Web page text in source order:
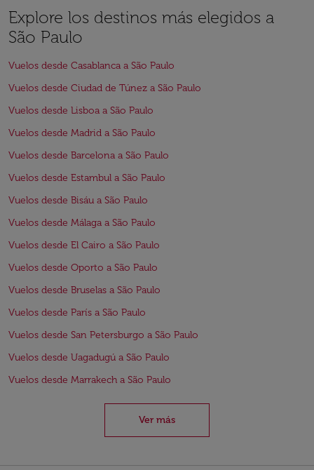
Explore los destinos más elegidos a
São Paulo
Vuelos desde Casablanca a São Paulo
Vuelos desde Ciudad de Túnez a São Paulo
Vuelos desde Lisboa a São Paulo
Vuelos desde Madrid a São Paulo
Vuelos desde Barcelona a São Paulo
Vuelos desde Estambul a São Paulo
Vuelos desde Bisáu a São Paulo
Vuelos desde Málaga a São Paulo
Vuelos desde El Cairo a São Paulo
Vuelos desde Oporto a São Paulo
Vuelos desde Bruselas a São Paulo
Vuelos desde París a São Paulo
Vuelos desde San Petersburgo a São Paulo
Vuelos desde Uagadugú a São Paulo
Vuelos desde Marrakech a São Paulo
Ver más